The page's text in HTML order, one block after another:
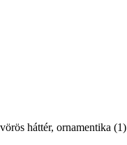
háttér, ornamentika (1)